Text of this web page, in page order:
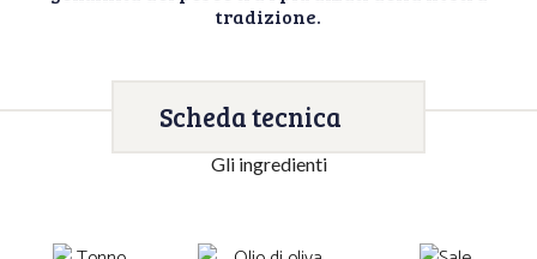
tradizione.
Scheda tecnica
Gli ingredienti